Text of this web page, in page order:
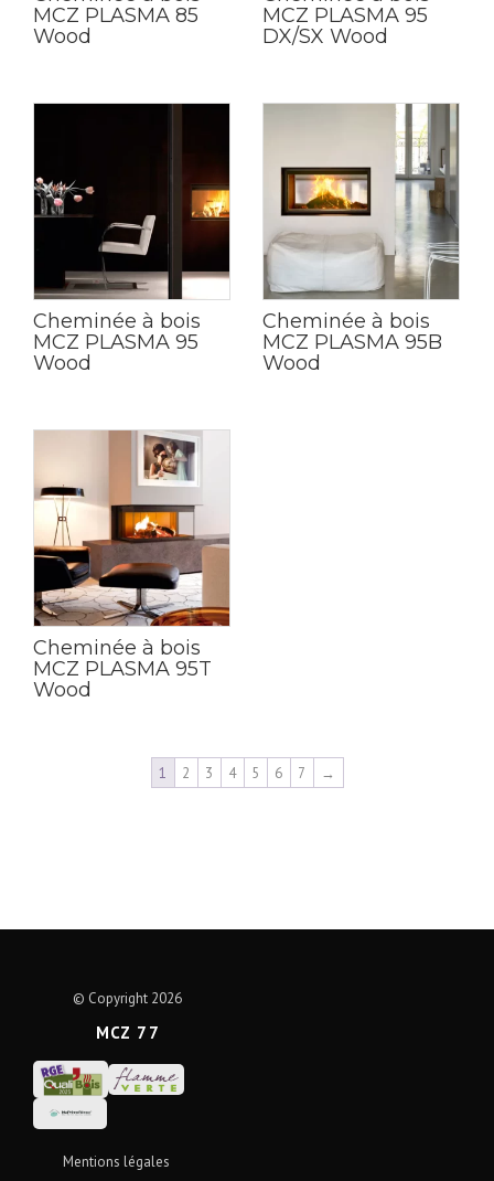
MCZ PLASMA 85
Wood
MCZ PLASMA 95
DX/SX Wood
Cheminée à bois
MCZ PLASMA 95
Wood
Cheminée à bois
MCZ PLASMA 95B
Wood
Cheminée à bois
MCZ PLASMA 95T
Wood
1 2 3 4 5 6 7 →
© Copyright 2026
MCZ 77
Mentions légales